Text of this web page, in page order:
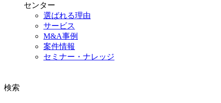
センター
選ばれる理由
サービス
M&A事例
案件情報
セミナー・ナレッジ
検索